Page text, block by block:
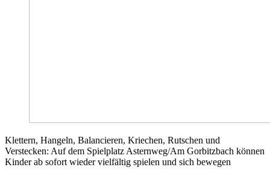
Klettern, Hangeln, Balancieren, Kriechen, Rutschen und
Verstecken: Auf dem Spielplatz Asternweg/Am Gorbitzbach können
Kinder ab sofort wieder vielfältig spielen und sich bewegen